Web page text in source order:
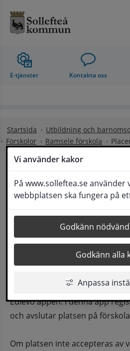
Vi använder kakor
På www.solleftea.se
webbplatsen ska fungera på
Godkänn
Godkänn alla
Anpassa
E-tjänster Kontakta oss
Startsida
Utbildning och
Förskolor
Ramsele förskola
Placering
Det är rektor vid respektive
om placering i förskole- och
fritidshemsverksamhet.
föräldrarnas önskemål så
tillsammans med information
Edlevo appen. I denna app
och avslutar platsen på
Om platsen inte accepteras av